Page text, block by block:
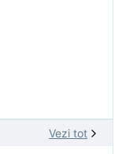
Vezi tot